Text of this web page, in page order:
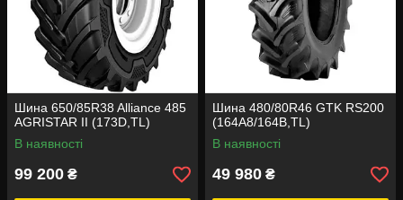
Шина 650/85R38 Alliance 485
AGRISTAR II (173D,TL)
В наявності
99 200 ₴
Шина 480/80R46 GTK RS200
(164A8/164B,TL)
В наявності
49 980 ₴